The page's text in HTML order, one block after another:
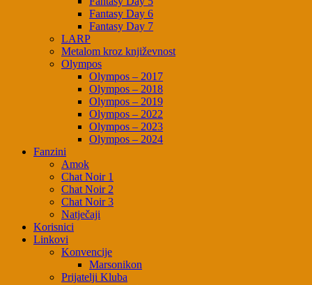
Fantasy Day 6
Fantasy Day 7
LARP
Metalom kroz književnost
Olympos
Olympos – 2017
Olympos – 2018
Olympos – 2019
Olympos – 2022
Olympos – 2023
Olympos – 2024
Fanzini
Amok
Chat Noir 1
Chat Noir 2
Chat Noir 3
Natječaji
Korisnici
Linkovi
Konvencije
Marsonikon
Prijatelji Kluba